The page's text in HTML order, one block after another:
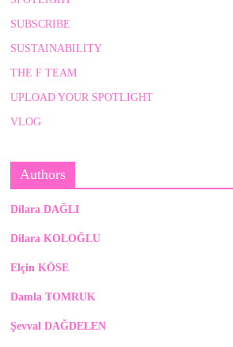
SUBSCRIBE
SUSTAINABILITY
THE F TEAM
UPLOAD YOUR SPOTLIGHT
VLOG
Authors
Dilara DAĞLI
Dilara KOLOĞLU
Elçin KÖSE
Damla TOMRUK
Şevval DAĞDELEN